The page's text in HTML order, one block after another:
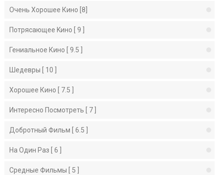
Очень Хорошее Кино [8]
Потрясающее Kино [ 9 ]
Гениальное Кино [ 9.5 ]
Шедевры [ 10 ]
Хорошее Кино [ 7.5 ]
Интересно Посмотреть [ 7 ]
Добротный Фильм [ 6.5 ]
На Один Раз [ 6 ]
Средные Фильмы [ 5 ]